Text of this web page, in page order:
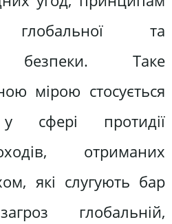
глобальної та
безпеки. Таке
мірою стосується
у сфері протидії
отриманих
які слугують бар
глобальній,